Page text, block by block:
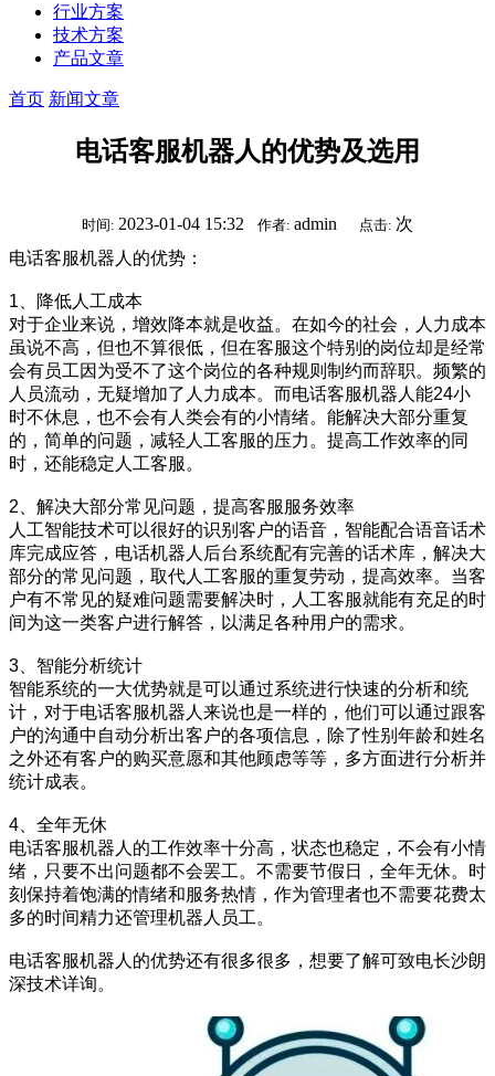
行业方案
技术方案
产品文章
首页 新闻文章
电话客服机器人的优势及选用
时间: 2023-01-04 15:32 作者: admin 点击: 次
电话客服机器人的优势：
1、降低人工成本
对于企业来说，增效降本就是收益。在如今的社会，人力成本
虽说不高，但也不算很低，但在客服这个特别的岗位却是经常
会有员工因为受不了这个岗位的各种规则制约而辞职。频繁的
人员流动，无疑增加了人力成本。而电话客服机器人能24小
时不休息，也不会有人类会有的小情绪。能解决大部分重复
的，简单的问题，减轻人工客服的压力。提高工作效率的同
时，还能稳定人工客服。
2、解决大部分常见问题，提高客服服务效率
人工智能技术可以很好的识别客户的语音，智能配合语音话术
库完成应答，电话机器人后台系统配有完善的话术库，解决大
部分的常见问题，取代人工客服的重复劳动，提高效率。当客
户有不常见的疑难问题需要解决时，人工客服就能有充足的时
间为这一类客户进行解答，以满足各种用户的需求。
3、智能分析统计
智能系统的一大优势就是可以通过系统进行快速的分析和统
计，对于电话客服机器人来说也是一样的，他们可以通过跟客
户的沟通中自动分析出客户的各项信息，除了性别年龄和姓名
之外还有客户的购买意愿和其他顾虑等等，多方面进行分析并
统计成表。
4、全年无休
电话客服机器人的工作效率十分高，状态也稳定，不会有小情
绪，只要不出问题都不会罢工。不需要节假日，全年无休。时
刻保持着饱满的情绪和服务热情，作为管理者也不需要花费太
多的时间精力还管理机器人员工。
电话客服机器人的优势还有很多很多，想要了解可致电长沙朗
深技术详询。